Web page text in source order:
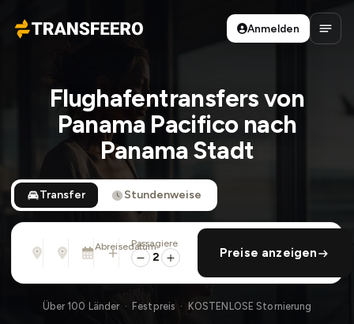
Transfeero
Anmelden
Flughafentransfers von
Panama Pacifico nach
Panama Stadt
Transfer Stundenweise
Von
Adresse, Flughafen, Hotel, ...
Nach
Adresse, Flughafen, Hotel, ...
Abreisedatum
So., 9. Aug. · 01:45 PM
rückfahrt hinzufügen
Passagiere
2 Preise anzeigen
Über 100 Länder · Festpreis · KOSTENLOSE Stornierung